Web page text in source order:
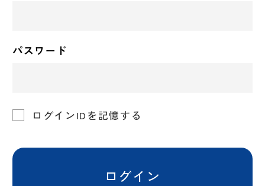
パスワード
ログインIDを記憶する
ログイン